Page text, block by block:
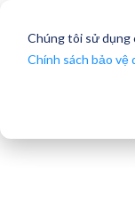
Chúng tôi sử dụng
Chính sách bảo vệ